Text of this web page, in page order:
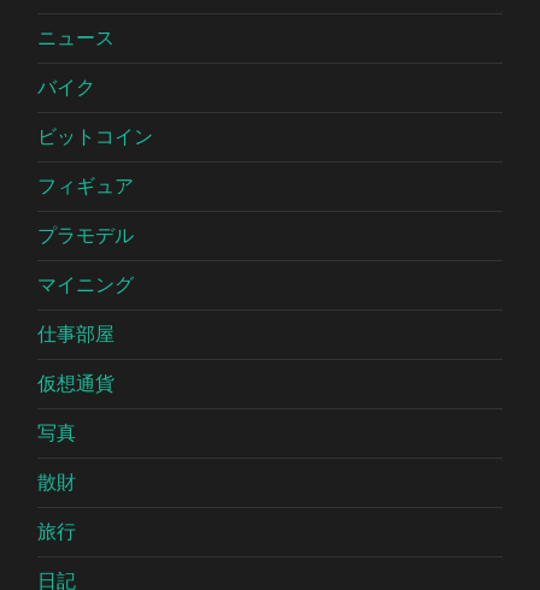
ニュース
バイク
ビットコイン
フィギュア
プラモデル
マイニング
仕事部屋
仮想通貨
写真
散財
旅行
日記